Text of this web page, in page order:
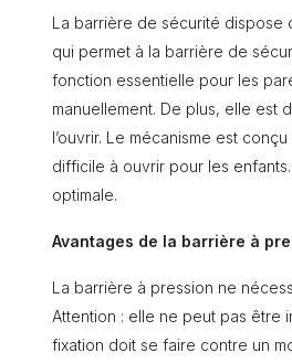
La barrière de sécurité dispose
qui permet à la barrière de
fonction essentielle pour les
manuellement. De plus, elle est
l’ouvrir. Le mécanisme est
difficile à ouvrir pour les
optimale.
Avantages de la barrière à
La barrière à pression ne
Attention : elle ne peut pas être
fixation doit se faire contre un